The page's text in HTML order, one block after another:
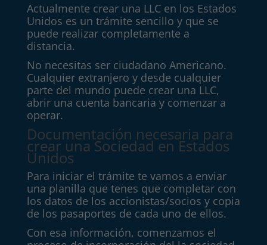
Actualmente crear una LLC en los Estados
Unidos es un trámite sencillo y que se
puede realizar completamente a
distancia.
No necesitas ser ciudadano Americano.
Cualquier extranjero y desde cualquier
parte del mundo puede crear una LLC,
abrir una cuenta bancaria y comenzar a
operar.
Documentación necesaria para
crear una Sociedad en Estados
Unidos
Para iniciar el trámite te vamos a enviar
una planilla que tenes que completar con
los datos de los accionistas/socios y copia
de los pasaportes de cada uno de ellos.
Con esa información, comenzamos el